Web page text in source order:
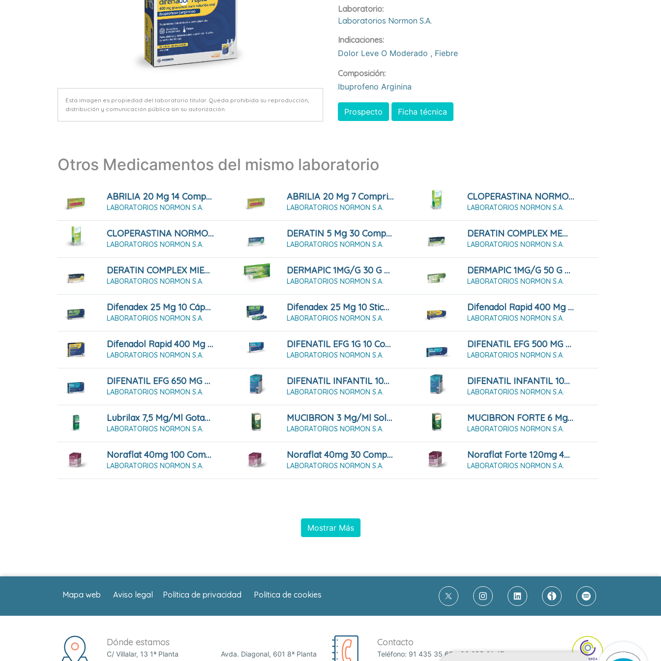
Esta imagen es propiedad del laboratorio titular. Queda prohibida su reproducción,
distribución y comunicación pública sin su autorización.
Laboratorio:
Laboratorios Normon S.a.
Indicaciones:
Dolor Leve O Moderado , Fiebre
Composición:
Ibuprofeno Arginina
Prospecto Ficha técnica
Otros Medicamentos del mismo laboratorio
ABRILIA 20 Mg 14 Comprimidos
LABORATORIOS NORMON S.A.
ABRILIA 20 Mg 7 Comprimidos
LABORATORIOS NORMON S.A.
CLOPERASTINA NORMON 3,54 Mg/ml Suspensión Oral 120ml
LABORATORIOS NORMON S.A.
CLOPERASTINA NORMON 3,54 Mg/ml Suspensión Oral 200 Ml
LABORATORIOS NORMON S.A.
DERATIN 5 Mg 30 Comprimidos Para Chupar
LABORATORIOS NORMON S.A.
DERATIN COMPLEX MENTA 30 Comprimidos Para Chupar
LABORATORIOS NORMON S.A.
DERATIN COMPLEX MIEL Y LIMÓN 30 Comprimidos Para Chupar
LABORATORIOS NORMON S.A.
DERMAPIC 1MG/G 30 G Gel
LABORATORIOS NORMON S.A.
DERMAPIC 1MG/G 50 G Gel
LABORATORIOS NORMON S.A.
Difenadex 25 Mg 10 Cápsulas Duras
LABORATORIOS NORMON S.A.
Difenadex 25 Mg 10 Sticks De Solución Oral
LABORATORIOS NORMON S.A.
Difenadol Rapid 400 Mg 20 Comprimidos Recubiertos Con Película
LABORATORIOS NORMON S.A.
Difenadol Rapid 400 Mg Granulado Para Solución Oral 20 Sobres
LABORATORIOS NORMON S.A.
DIFENATIL EFG 1G 10 Comprimidos
LABORATORIOS NORMON S.A.
DIFENATIL EFG 500 MG 20 Comprimidos
LABORATORIOS NORMON S.A.
DIFENATIL EFG 650 MG 20 Comprimidos
LABORATORIOS NORMON S.A.
DIFENATIL INFANTIL 100 MG/ML Solución Oral 60 Ml
LABORATORIOS NORMON S.A.
DIFENATIL INFANTIL 100 MG/ML Solución Oral 90 Ml
LABORATORIOS NORMON S.A.
Lubrilax 7,5 Mg/ml Gotas Orales En Solución 30 Ml
LABORATORIOS NORMON S.A.
MUCIBRON 3 Mg/ml Solución Oral 200ml
LABORATORIOS NORMON S.A.
MUCIBRON FORTE 6 Mg/ml Solución Oral 250 Ml
LABORATORIOS NORMON S.A.
Noraflat 40mg 100 Comprimidos Masticables
LABORATORIOS NORMON S.A.
Noraflat 40mg 30 Comprimidos Masticables
LABORATORIOS NORMON S.A.
Noraflat Forte 120mg 40 Comprimidos Masticables
LABORATORIOS NORMON S.A.
Mostrar Más
Mapa web Aviso legal Política de privacidad Política de cookies
Dónde estamos
C/ Villalar, 13 1ª Planta
Avda. Diagonal, 601 8ª Planta
Contacto
Teléfono: 91 435 35 69
93 255 61 47